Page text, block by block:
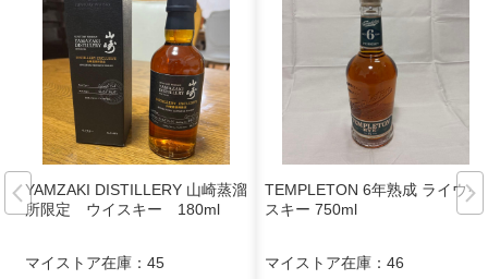
YAMZAKI DISTILLERY 山崎蒸溜
所限定 ウイスキー 180ml
マイストア在庫： 45
TEMPLETON 6年熟成 ライウイ
スキー 750ml
マイストア在庫： 46